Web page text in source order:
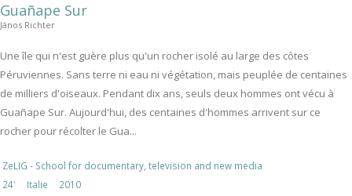
Guañape Sur
János Richter
Une île qui n'est guère plus qu'un rocher isolé au large des côtes
Péruviennes. Sans terre ni eau ni végétation, mais peuplée de centaines
de milliers d'oiseaux. Pendant dix ans, seuls deux hommes ont vécu à
Guañape Sur. Aujourd'hui, des centaines d'hommes arrivent sur ce
rocher pour récolter le Gua...
ZeLIG - School for documentary, television and new media
24'
Italie 2010